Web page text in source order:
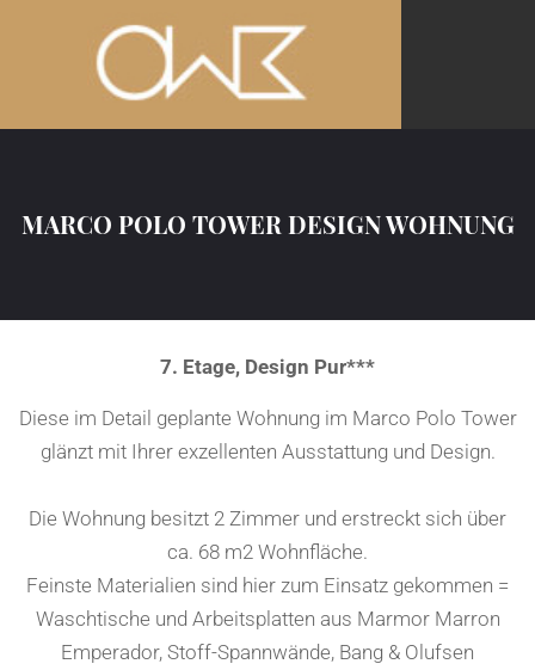
MARCO POLO TOWER DESIGN WOHNUNG
7. Etage, Design Pur***
Diese im Detail geplante Wohnung im Marco Polo Tower
glänzt mit Ihrer exzellenten Ausstattung und Design.
Die Wohnung besitzt 2 Zimmer und erstreckt sich über
ca. 68 m2 Wohnfläche.
Feinste Materialien sind hier zum Einsatz gekommen =
Waschtische und Arbeitsplatten aus Marmor Marron
Emperador, Stoff-Spannwände, Bang & Olufsen